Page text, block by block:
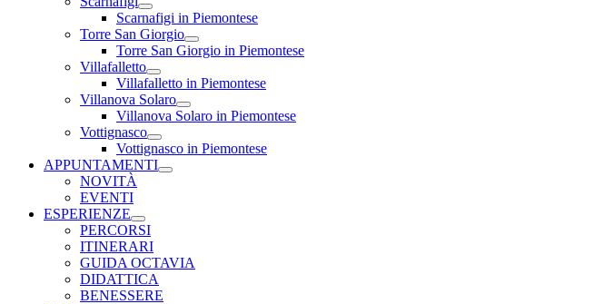
Scarnafigi in Piemontese
Torre San Giorgio
Torre San Giorgio in Piemontese
Villafalletto
Villafalletto in Piemontese
Villanova Solaro
Villanova Solaro in Piemontese
Vottignasco
Vottignasco in Piemontese
APPUNTAMENTI
NOVITÀ
EVENTI
ESPERIENZE
PERCORSI
ITINERARI
GUIDA OCTAVIA
DIDATTICA
BENESSERE